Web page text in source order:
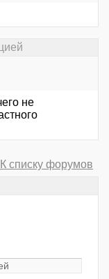
не
К списку форумов